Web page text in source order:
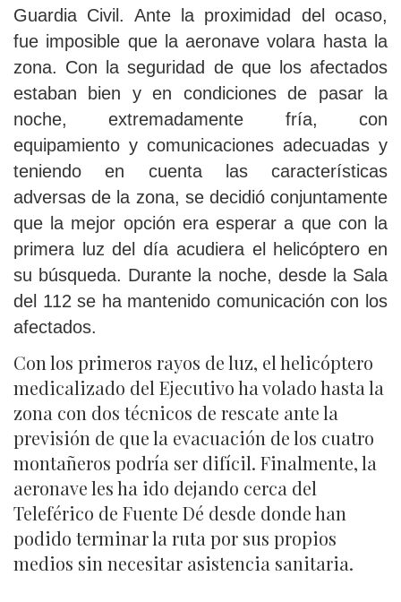
Guardia Civil. Ante la proximidad del ocaso,
fue imposible que la aeronave volara hasta la
zona. Con la seguridad de que los afectados
estaban bien y en condiciones de pasar la
noche, extremadamente fría, con
equipamiento y comunicaciones adecuadas y
teniendo en cuenta las características
adversas de la zona, se decidió conjuntamente
que la mejor opción era esperar a que con la
primera luz del día acudiera el helicóptero en
su búsqueda. Durante la noche, desde la Sala
del 112 se ha mantenido comunicación con los
afectados.
Con los primeros rayos de luz, el helicóptero
medicalizado del Ejecutivo ha volado hasta la
zona con dos técnicos de rescate ante la
previsión de que la evacuación de los cuatro
montañeros podría ser difícil. Finalmente, la
aeronave les ha ido dejando cerca del
Teleférico de Fuente Dé desde donde han
podido terminar la ruta por sus propios
medios sin necesitar asistencia sanitaria.